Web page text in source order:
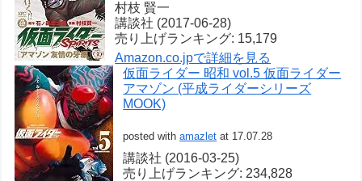
村枝 賢一
講談社 (2017-06-28)
売り上げランキング: 15,179
Amazon.co.jpで詳細を見る
仮面ライダー 昭和 vol.5 仮面ライダー
アマゾン (平成ライダーシリーズ
MOOK)
posted withamazlet at 17.07.28
講談社 (2016-03-25)
売り上げランキング: 234,828